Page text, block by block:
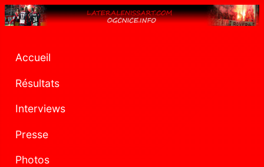
Accueil
Résultats
Interviews
Presse
Photos